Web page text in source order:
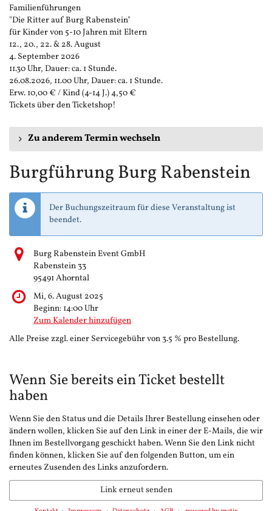
Familienführungen
"Die Ritter auf Burg Rabenstein"
für Kinder von 5-10 Jahren mit Eltern
12., 20., 22. & 28. August
4. September 2026
11.30 Uhr, Dauer: ca. 1 Stunde.
26.08.2026, 11.00 Uhr, Dauer: ca. 1 Stunde.
Erw. 10,00 € / Kind (4-14 J.) 4,50 €
Tickets über den Ticketshop!
Zu anderem Termin wechseln
Burgführung Burg Rabenstein
Der Buchungszeitraum für diese Veranstaltung ist
beendet.
Burg Rabenstein Event GmbH
Rabenstein 33
95491 Ahorntal
Mi, 6. August 2025
Beginn: 14:00Uhr
Zum Kalender hinzufügen
Alle Preise zzgl. einer Servicegebühr von 3.5 % pro Bestellung.
Wenn Sie bereits ein Ticket bestellt
haben
Wenn Sie den Status und die Details Ihrer Bestellung einsehen oder
ändern wollen, klicken Sie auf den Link in einer der E-Mails, die wir
Ihnen im Bestellvorgang geschickt haben. Wenn Sie den Link nicht
finden können, klicken Sie auf den folgenden Button, um ein
erneutes Zusenden des Links anzufordern.
Link erneut senden